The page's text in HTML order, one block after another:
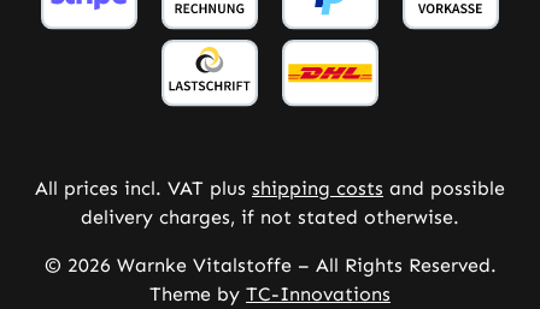
All prices incl. VAT plus shipping costs and possible
delivery charges, if not stated otherwise.
© 2026 Warnke Vitalstoffe – All Rights Reserved.
Theme by TC-Innovations